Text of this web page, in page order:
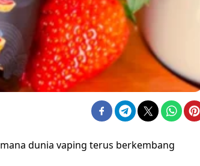
dunia vaping terus berkembang